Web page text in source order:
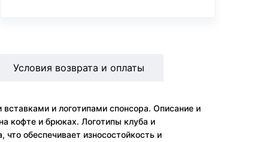
и логотипами спонсора. Описание и
кофте и брюках. Логотипы клуба и
обеспечивает износостойкость и
Условия возврата и оплаты